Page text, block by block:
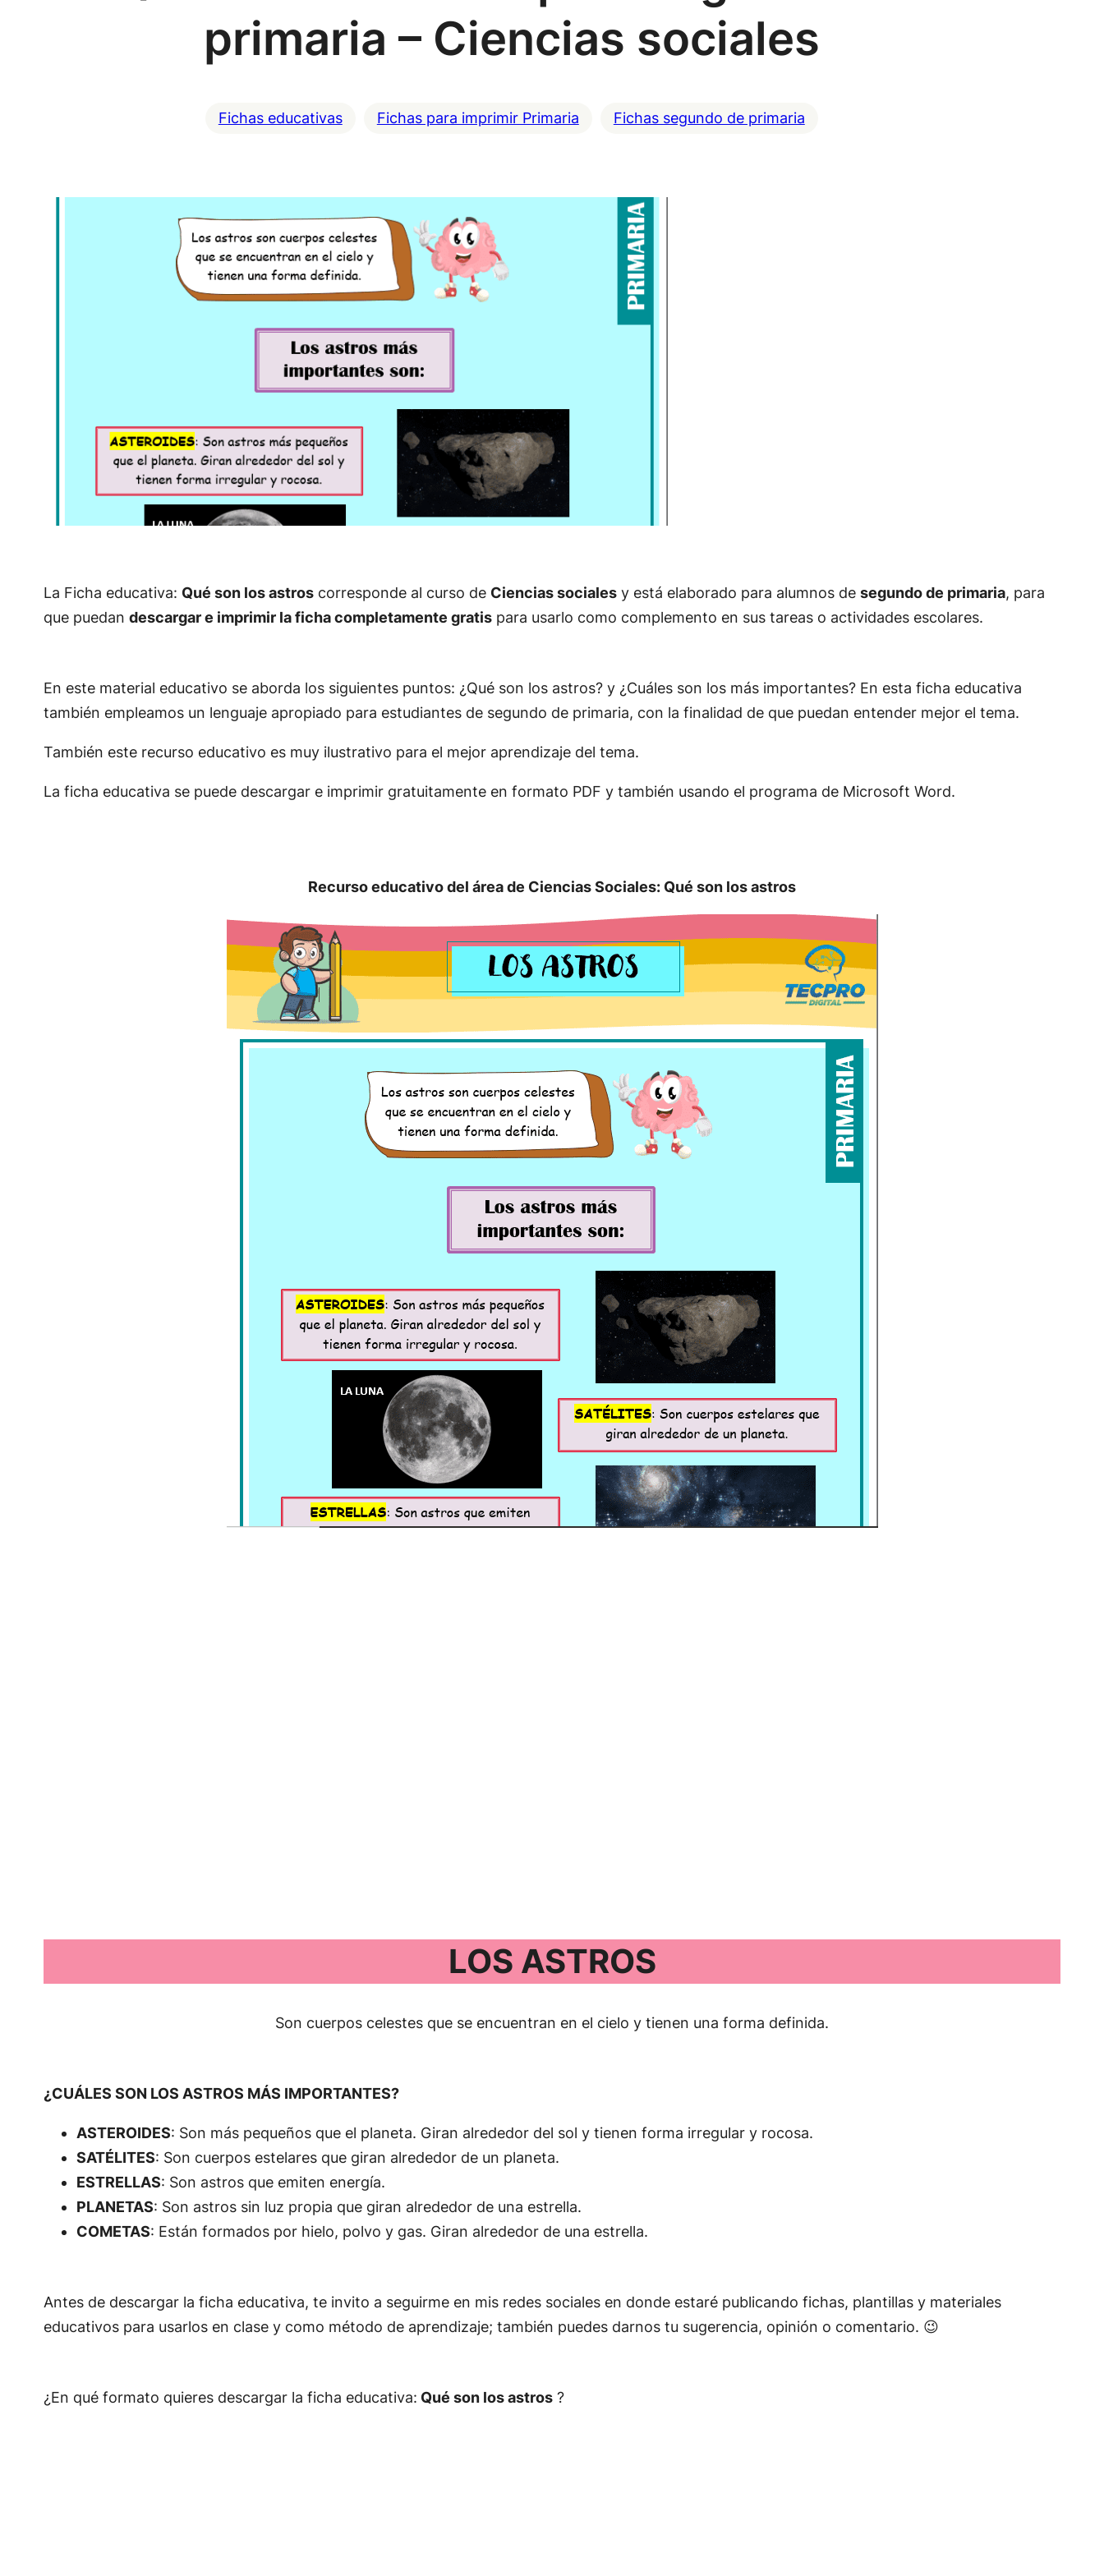
primaria – Ciencias sociales
Fichas educativas Fichas para imprimir Primaria Fichas segundo de primaria
La Ficha educativa: Qué son los astroscorresponde al curso de Ciencias socialesy está elaborado para alumnos de segundo de primaria, para
que puedan descargar e imprimir la ficha completamente gratispara usarlo como complemento en sus tareas o actividades escolares.
En este material educativo se aborda los siguientes puntos: ¿Qué son los astros? y ¿Cuáles son los más importantes? En esta ficha educativa
también empleamos un lenguaje apropiado para estudiantes de segundo de primaria, con la finalidad de que puedan entender mejor el tema.
También este recurso educativo es muy ilustrativo para el mejor aprendizaje del tema.
La ficha educativa se puede descargar e imprimir gratuitamente en formato PDF y también usando el programa de Microsoft Word.
Recurso educativo del área de Ciencias Sociales: Qué son los astros
LOS ASTROS
Son cuerpos celestes que se encuentran en el cielo y tienen una forma definida.
¿CUÁLES SON LOS ASTROS MÁS IMPORTANTES?
ASTEROIDES: Son más pequeños que el planeta. Giran alrededor del sol y tienen forma irregular y rocosa.
SATÉLITES: Son cuerpos estelares que giran alrededor de un planeta.
ESTRELLAS: Son astros que emiten energía.
PLANETAS: Son astros sin luz propia que giran alrededor de una estrella.
COMETAS: Están formados por hielo, polvo y gas. Giran alrededor de una estrella.
Antes de descargar la ficha educativa, te invito a seguirme en mis redes sociales en donde estaré publicando fichas, plantillas y materiales
educativos para usarlos en clase y como método de aprendizaje; también puedes darnos tu sugerencia, opinión o comentario. 😉
¿En qué formato quieres descargar la ficha educativa: Qué son los astros?